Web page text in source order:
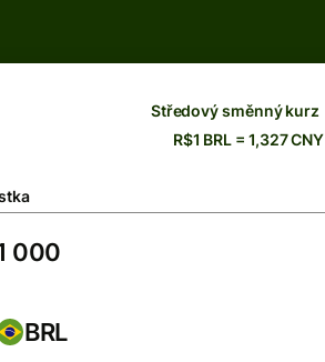
Středový směnný kurz
R$1 BRL = 1,327 CNY
BRL